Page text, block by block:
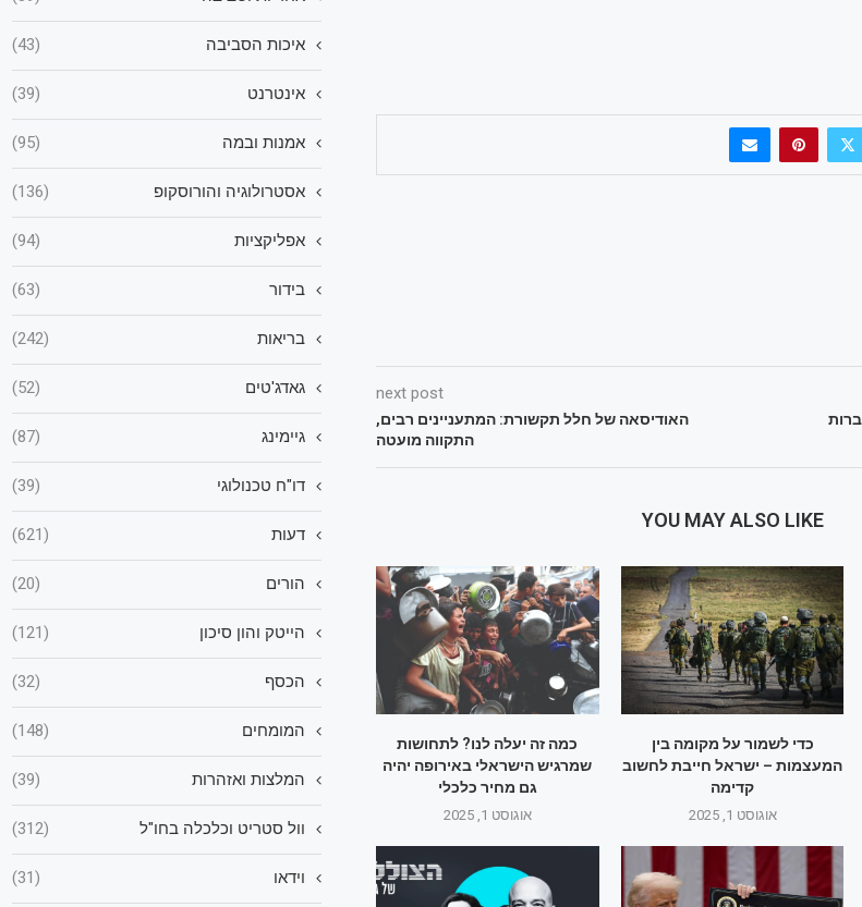
next post
האודיסאה של חלל תקשורת: המתעניינים רבים,
התקווה מועטה
YOU MAY ALSO LIKE
כמה זה יעלה לנו? לתחושות
שמרגיש הישראלי באירופה יהיה
גם מחיר כלכלי
אוגוסט 1, 2025
כדי לשמור על מקומה בין
המעצמות – ישראל חייבת לחשוב
קדימה
אוגוסט 1, 2025
איכות הסביבה (43)
אינטרנט (39)
אמנות ובמה (95)
אסטרולוגיה והורוסקופ (136)
אפליקציות (94)
בידור (63)
בריאות (242)
גאדג'טים (52)
גיימינג (87)
דו"ח טכנולוגי (39)
דעות (621)
הורים (20)
הייטק והון סיכון (121)
הכסף (32)
המומחים (148)
המלצות ואזהרות (39)
וול סטריט וכלכלה בחו"ל (312)
וידאו (31)